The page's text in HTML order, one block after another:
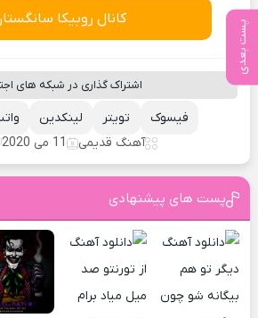
پست بعدی
کانال روبیکا
اشتراک گذاری در شبکه های
لینکدین تویتر
فیسوک
آهنگ قدیمی
11 می 2020
پست های پیشنهادی